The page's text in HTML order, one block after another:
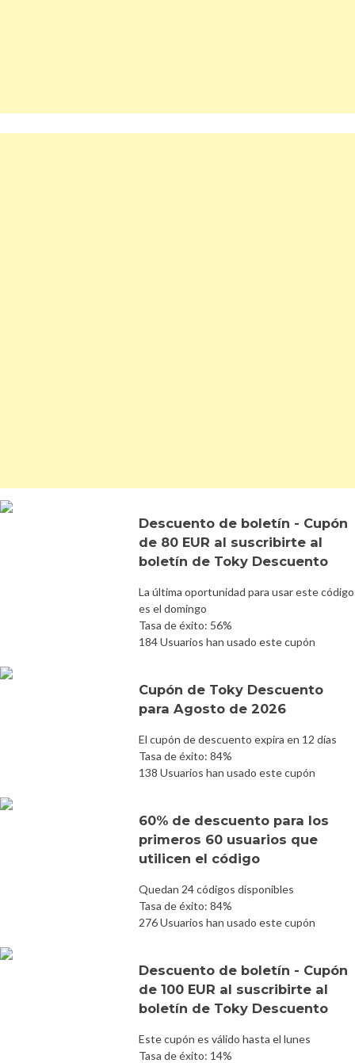
Descuento de boletín - Cupón
de 80 EUR al suscribirte al
boletín de Toky Descuento
La última oportunidad para usar este código
es el domingo
Tasa de éxito: 56%
184 Usuarios han usado este cupón
Cupón de Toky Descuento
para Agosto de 2026
El cupón de descuento expira en 12 días
Tasa de éxito: 84%
138 Usuarios han usado este cupón
60% de descuento para los
primeros 60 usuarios que
utilicen el código
Quedan 24 códigos disponibles
Tasa de éxito: 84%
276 Usuarios han usado este cupón
Descuento de boletín - Cupón
de 100 EUR al suscribirte al
boletín de Toky Descuento
Este cupón es válido hasta el lunes
Tasa de éxito: 14%